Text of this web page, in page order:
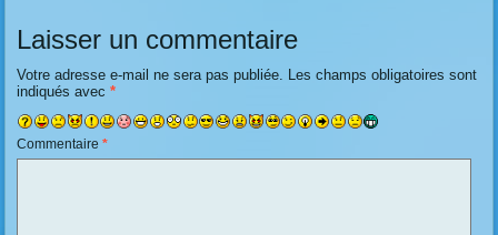
Laisser un commentaire
Votre adresse e-mail ne sera pas publiée. Les champs obligatoires sont
indiqués avec*
Commentaire*